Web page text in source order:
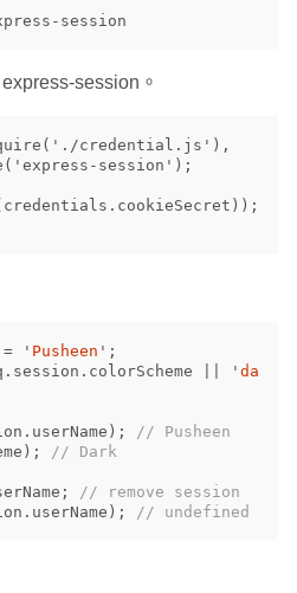
session。
credential.js'),
= ' Pusheen ' ;
. session . colorScheme ' da
. userName );
// Pusheen
); // Dark
;
// remove session
. userName ); // undefined